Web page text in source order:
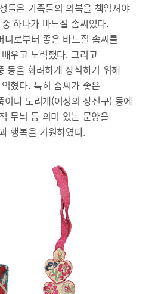
들은 가족들의 의복을 책임져야
하나가 바느질 솜씨였다.
니로부터 좋은 바느질 솜씨를
우고 노력했다. 그리고
등을 화려하게 장식하기 위해
혔다. 특히 솜씨가 좋은
나 노리개(여성의 장신구) 등에
무늬 등 의미 있는 문양을
행복을 기원하였다.